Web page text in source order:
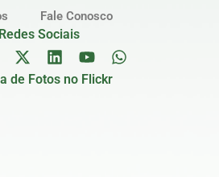
Fale Conosco
Redes Sociais
de Fotos no Flickr